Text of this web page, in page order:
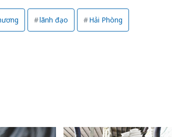
lãnh đạo Hải Phòng